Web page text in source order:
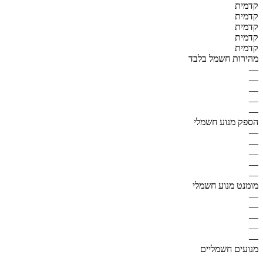
קדמית
קדמית
קדמית
קדמית
קדמית
מהירות חשמל בלבד
—
—
—
—
—
הספק מנוע חשמלי
—
—
—
—
—
מומנט מנוע חשמלי
—
—
—
—
—
מנועים חשמליים